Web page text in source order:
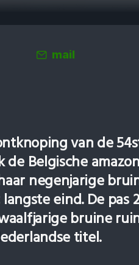
mail
van de
Belgische
negenjarige
eind. De pas
bruine
titel.